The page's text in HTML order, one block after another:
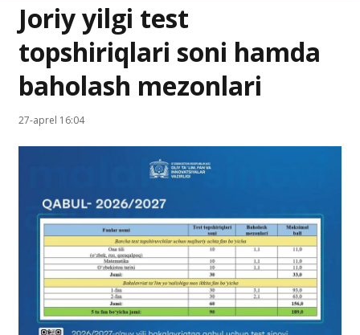
Joriy yilgi test
topshiriqlari soni hamda
baholash mezonlari
27-aprel 16:04